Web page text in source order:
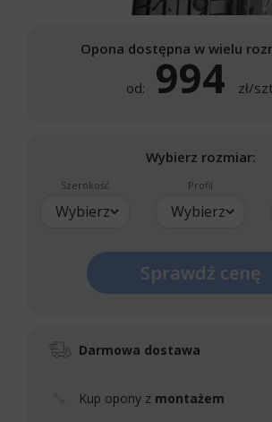
Opona dostępna w wielu
od: 994 zł/
Wybierz rozmiar:
Szerokość
Wybierz
Profil
Wybierz
Sprawdź cenę
Darmowa dostawa
Kup opony z montażem